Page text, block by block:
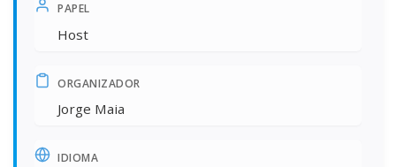
PAPEL
Host
ORGANIZADOR
Jorge Maia
IDIOMA